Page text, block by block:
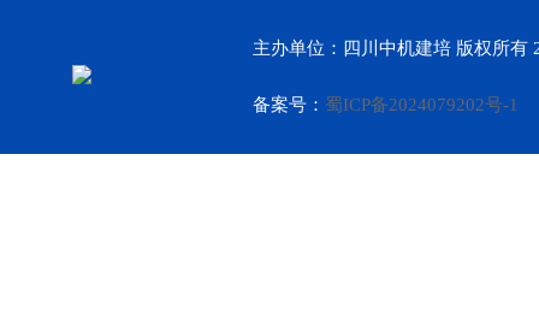
主办单位：四川中机建培 版权所有
备案号： 蜀ICP备2024079202号-1